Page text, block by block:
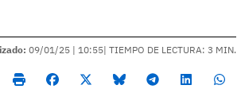
09/01/25 | 10:55| TIEMPO DE LECTURA: 3 MIN.